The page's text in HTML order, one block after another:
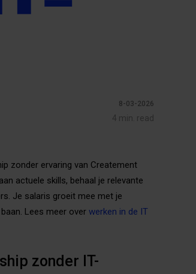
8-03-2026
4 min. read
zonder ervaring van Createment
actuele skills, behaal je relevante
Je salaris groeit mee met je
Lees meer over werken in de IT
zonder IT-